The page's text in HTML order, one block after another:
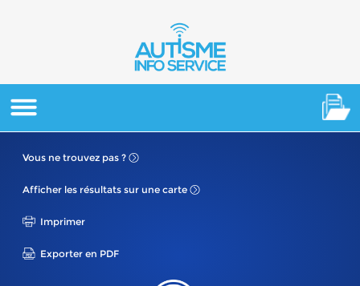
Vous ne trouvez pas ?
Afficher les résultats sur une carte
Imprimer
Exporter en PDF